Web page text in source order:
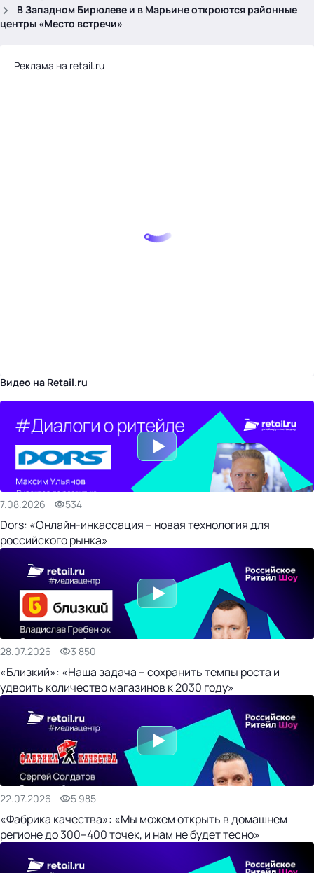
В Западном Бирюлеве и в Марьине откроются районные
центры «Место встречи»
Реклама на retail.ru
Видео на Retail.ru
7.08.2026 534
Dors: «Онлайн-инкассация – новая технология для
российского рынка»
28.07.2026 3 850
«Близкий»: «Наша задача – сохранить темпы роста и
удвоить количество магазинов к 2030 году»
22.07.2026 5 985
«Фабрика качества»: «Мы можем открыть в домашнем
регионе до 300–400 точек, и нам не будет тесно»